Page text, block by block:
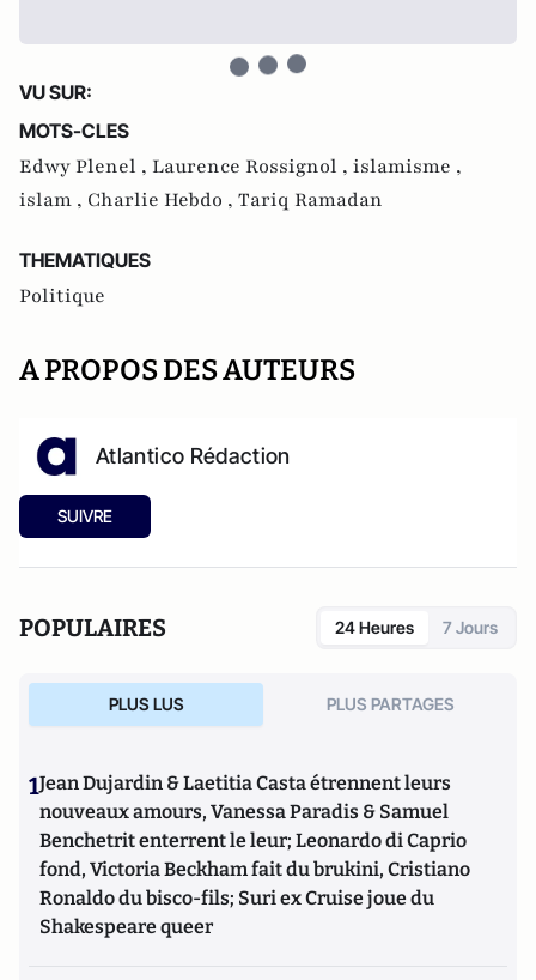
VU SUR:
MOTS-CLES
Edwy Plenel , Laurence Rossignol , islamisme ,
islam , Charlie Hebdo , Tariq Ramadan
THEMATIQUES
Politique
A PROPOS DES AUTEURS
Atlantico Rédaction
SUIVRE
POPULAIRES 24 Heures 7 Jours
PLUS LUS PLUS PARTAGES
1Jean Dujardin & Laetitia Casta étrennent leurs
nouveaux amours, Vanessa Paradis & Samuel
Benchetrit enterrent le leur; Leonardo di Caprio
fond, Victoria Beckham fait du brukini, Cristiano
Ronaldo du bisco-fils; Suri ex Cruise joue du
Shakespeare queer